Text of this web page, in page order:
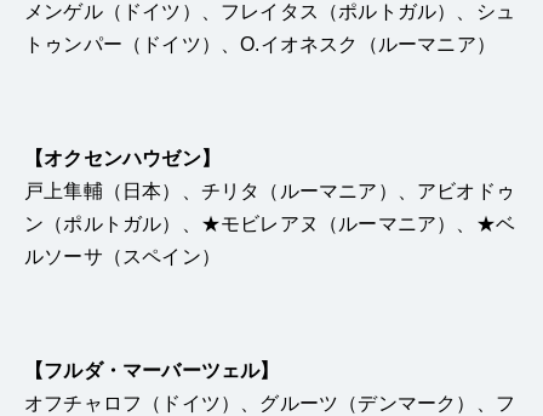
メンゲル（ドイツ）、フレイタス（ポルトガル）、シュ
トゥンパー（ドイツ）、O.イオネスク（ルーマニア）
【オクセンハウゼン】
戸上隼輔（日本）、チリタ（ルーマニア）、アビオドゥ
ン（ポルトガル）、★モビレアヌ（ルーマニア）、★ベ
ルソーサ（スペイン）
【フルダ・マーバーツェル】
オフチャロフ（ドイツ）、グルーツ（デンマーク）、フ